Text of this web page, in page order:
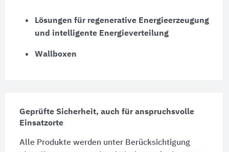
Lösungen für regenerative Energieerzeugung
und intelligente Energieverteilung
Wallboxen
Geprüfte Sicherheit, auch für anspruchsvolle
Einsatzorte
Alle Produkte werden unter Berücksichtigung